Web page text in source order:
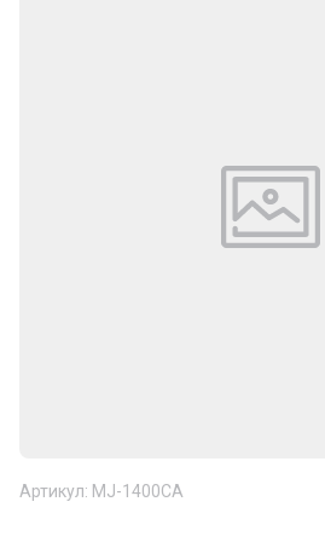
Артикул: MJ-1400CA